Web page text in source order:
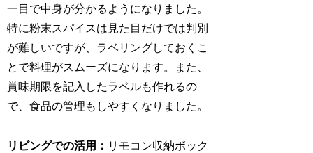
一目で中身が分かるようになりました。
特に粉末スパイスは見た目だけでは判別
が難しいですが、ラベリングしておくこ
とで料理がスムーズになります。また、
賞味期限を記入したラベルも作れるの
で、食品の管理もしやすくなりました。
リビングでの活用： リモコン収納ボック